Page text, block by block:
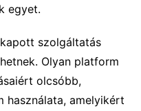
egyet.
szolgáltatás
Olyan platform
olcsóbb,
használata, amelyikért